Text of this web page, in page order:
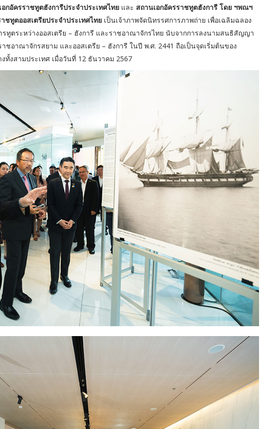
อัครราชทูตฮังการีประจำประเทศไทย และ สถานเอกอัครราชทูตฮังการี โดย ฯพณฯ
ชทูตออสเตรียประจำประเทศไทย เป็นเจ้าภาพจัดนิทรรศการภาพถ่าย เพื่อเฉลิมฉลอง
ทูตระหว่างออสเตรีย – ฮังการี และราชอาณาจักรไทย นับจากการลงนามสนธิสัญญา
ชอาณาจักรสยาม และออสเตรีย – ฮังการี ในปี พ.ศ. 2441 ถือเป็นจุดเริ่มต้นของ
งสามประเทศ เมื่อวันที่ 12 ธันวาคม 2567